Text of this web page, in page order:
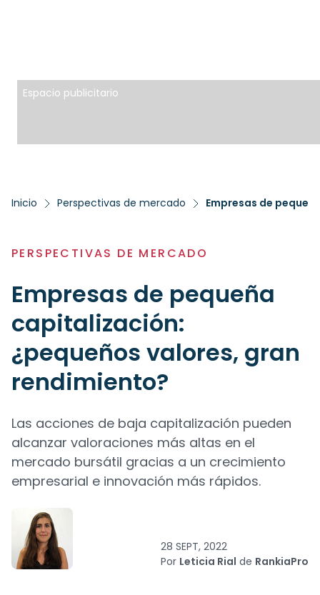
Espacio publicitario
Inicio Perspectivas de mercado Empresas de
PERSPECTIVAS DE MERCADO
Empresas de pequeña
capitalización:
¿pequeños valores, gran
rendimiento?
Las acciones de baja capitalización pueden
alcanzar valoraciones más altas en el
mercado bursátil gracias a un crecimiento
empresarial e innovación más rápidos.
28 SEPT, 2022
Por Leticia Rial de RankiaPro